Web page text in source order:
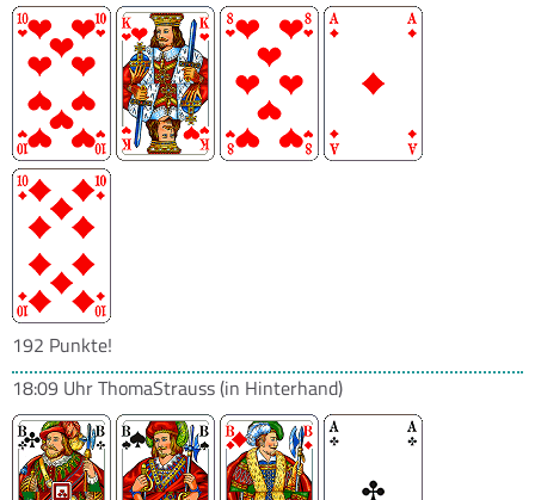
192 Punkte!
18:09 UhrThomaStrauss(in Hinterhand)